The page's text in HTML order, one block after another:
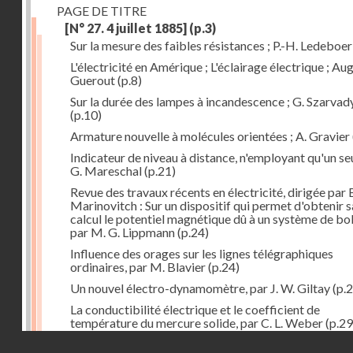
PAGE DE TITRE
[N° 27. 4 juillet 1885] (p.3)
Sur la mesure des faibles résistances ; P.-H. Ledeboer
L'électricité en Amérique ; L'éclairage électrique ;
Guerout(p.8)
Sur la durée des lampes à incandescence ; G.
(p.10)
Armature nouvelle à molécules orientées ; A. Gravier
Indicateur de niveau à distance, n'employant qu'un
G. Mareschal(p.21)
Revue des travaux récents en électricité, dirigée par
Marinovitch : Sur un dispositif qui permet d'obtenir
calcul le potentiel magnétique dû à un système de
par M. G. Lippmann(p.24)
Influence des orages sur les lignes télégraphiques
ordinaires, par M. Blavier(p.24)
Un nouvel électro-dynamomètre, par J. W. Giltay
La conductibilité électrique et le coefficient de
température du mercure solide, par C. L. Weber